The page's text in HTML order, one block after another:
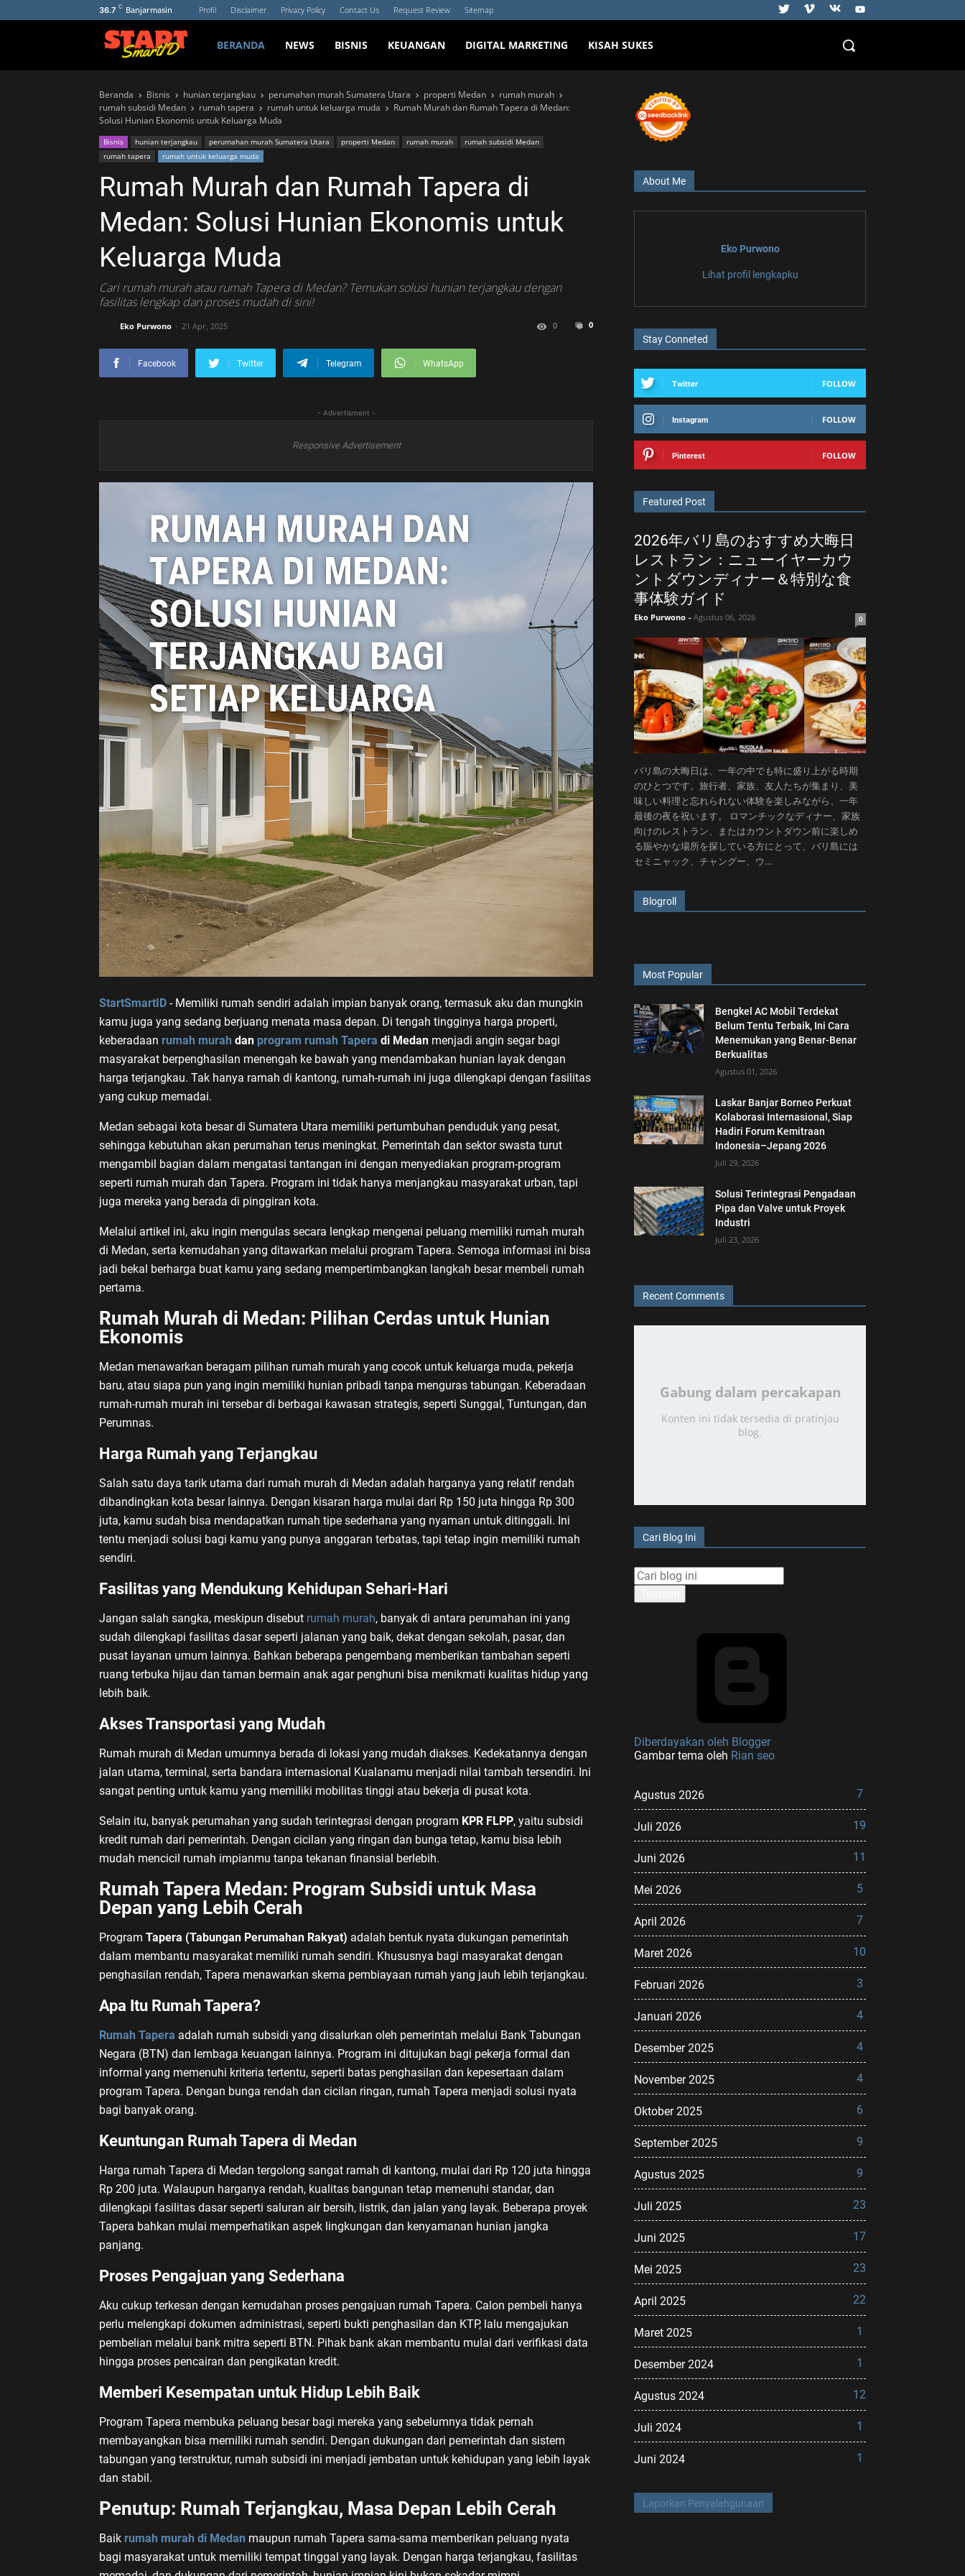
36.7 C Banjarmasin Profil Disclaimer Privacy Policy Contact Us Request Review Sitemap
BERANDA NEWS BISNIS KEUANGAN DIGITAL MARKETING KISAH SUKES
Beranda Bisnis hunian terjangkau perumahan murah Sumatera Utara properti Medan
rumah murah
rumah subsidi Medan
rumah tapera rumah untuk keluarga muda
Rumah Murah dan Rumah Tapera di Medan:
Solusi Hunian Ekonomis untuk Keluarga Muda
Bisnis hunian terjangkau perumahan murah Sumatera Utara properti Medan rumah murah
rumah subsidi Medan
rumah tapera
rumah untuk keluarga muda
Rumah Murah dan Rumah Tapera di
Medan: Solusi Hunian Ekonomis untuk
Keluarga Muda
Cari rumah murah atau rumah Tapera di Medan? Temukan solusi hunian terjangkau dengan
fasilitas lengkap dan proses mudah di sini!
Eko Purwono 21 Apr, 2025 0
0
Facebook Twitter Telegram WhatsApp
- Advertisment -
Responsive Advertisement
StartSmartID - Memiliki rumah sendiri adalah impian banyak orang, termasuk aku dan mungkin
kamu juga yang sedang berjuang menata masa depan. Di tengah tingginya harga properti,
keberadaan rumah murah dan program rumah Tapera di Medan menjadi angin segar bagi
masyarakat berpenghasilan menengah ke bawah yang mendambakan hunian layak dengan
harga terjangkau. Tak hanya ramah di kantong, rumah-rumah ini juga dilengkapi dengan fasilitas
yang cukup memadai.
Medan sebagai kota besar di Sumatera Utara memiliki pertumbuhan penduduk yang pesat,
sehingga kebutuhan akan perumahan terus meningkat. Pemerintah dan sektor swasta turut
mengambil bagian dalam mengatasi tantangan ini dengan menyediakan program-program
seperti rumah murah dan Tapera. Program ini tidak hanya menjangkau masyarakat urban, tapi
juga mereka yang berada di pinggiran kota.
Melalui artikel ini, aku ingin mengulas secara lengkap mengenai peluang memiliki rumah murah
di Medan, serta kemudahan yang ditawarkan melalui program Tapera. Semoga informasi ini bisa
jadi bekal berharga buat kamu yang sedang mempertimbangkan langkah besar membeli rumah
pertama.
Rumah Murah di Medan: Pilihan Cerdas untuk Hunian
Ekonomis
Medan menawarkan beragam pilihan rumah murah yang cocok untuk keluarga muda, pekerja
baru, atau siapa pun yang ingin memiliki hunian pribadi tanpa menguras tabungan. Keberadaan
rumah-rumah murah ini tersebar di berbagai kawasan strategis, seperti Sunggal, Tuntungan, dan
Perumnas.
Harga Rumah yang Terjangkau
Salah satu daya tarik utama dari rumah murah di Medan adalah harganya yang relatif rendah
dibandingkan kota besar lainnya. Dengan kisaran harga mulai dari Rp 150 juta hingga Rp 300
juta, kamu sudah bisa mendapatkan rumah tipe sederhana yang nyaman untuk ditinggali. Ini
tentu menjadi solusi bagi kamu yang punya anggaran terbatas, tapi tetap ingin memiliki rumah
sendiri.
Fasilitas yang Mendukung Kehidupan Sehari-Hari
Jangan salah sangka, meskipun disebut rumah murah, banyak di antara perumahan ini yang
sudah dilengkapi fasilitas dasar seperti jalanan yang baik, dekat dengan sekolah, pasar, dan
pusat layanan umum lainnya. Bahkan beberapa pengembang memberikan tambahan seperti
ruang terbuka hijau dan taman bermain anak agar penghuni bisa menikmati kualitas hidup yang
lebih baik.
Akses Transportasi yang Mudah
Rumah murah di Medan umumnya berada di lokasi yang mudah diakses. Kedekatannya dengan
jalan utama, terminal, serta bandara internasional Kualanamu menjadi nilai tambah tersendiri. Ini
sangat penting untuk kamu yang memiliki mobilitas tinggi atau bekerja di pusat kota.
Selain itu, banyak perumahan yang sudah terintegrasi dengan program KPR FLPP, yaitu subsidi
kredit rumah dari pemerintah. Dengan cicilan yang ringan dan bunga tetap, kamu bisa lebih
mudah mencicil rumah impianmu tanpa tekanan finansial berlebih.
Rumah Tapera Medan: Program Subsidi untuk Masa
Depan yang Lebih Cerah
Program Tapera (Tabungan Perumahan Rakyat) adalah bentuk nyata dukungan pemerintah
dalam membantu masyarakat memiliki rumah sendiri. Khususnya bagi masyarakat dengan
penghasilan rendah, Tapera menawarkan skema pembiayaan rumah yang jauh lebih terjangkau.
Apa Itu Rumah Tapera?
Rumah Tapera adalah rumah subsidi yang disalurkan oleh pemerintah melalui Bank Tabungan
Negara (BTN) dan lembaga keuangan lainnya. Program ini ditujukan bagi pekerja formal dan
informal yang memenuhi kriteria tertentu, seperti batas penghasilan dan kepesertaan dalam
program Tapera. Dengan bunga rendah dan cicilan ringan, rumah Tapera menjadi solusi nyata
bagi banyak orang.
Keuntungan Rumah Tapera di Medan
Harga rumah Tapera di Medan tergolong sangat ramah di kantong, mulai dari Rp 120 juta hingga
Rp 200 juta. Walaupun harganya rendah, kualitas bangunan tetap memenuhi standar, dan
dilengkapi fasilitas dasar seperti saluran air bersih, listrik, dan jalan yang layak. Beberapa proyek
Tapera bahkan mulai memperhatikan aspek lingkungan dan kenyamanan hunian jangka
panjang.
Proses Pengajuan yang Sederhana
Aku cukup terkesan dengan kemudahan proses pengajuan rumah Tapera. Calon pembeli hanya
perlu melengkapi dokumen administrasi, seperti bukti penghasilan dan KTP, lalu mengajukan
pembelian melalui bank mitra seperti BTN. Pihak bank akan membantu mulai dari verifikasi data
hingga proses pencairan dan pengikatan kredit.
Memberi Kesempatan untuk Hidup Lebih Baik
Program Tapera membuka peluang besar bagi mereka yang sebelumnya tidak pernah
membayangkan bisa memiliki rumah sendiri. Dengan dukungan dari pemerintah dan sistem
tabungan yang terstruktur, rumah subsidi ini menjadi jembatan untuk kehidupan yang lebih layak
dan stabil.
Penutup: Rumah Terjangkau, Masa Depan Lebih Cerah
Baik rumah murah di Medan maupun rumah Tapera sama-sama memberikan peluang nyata
bagi masyarakat untuk memiliki tempat tinggal yang layak. Dengan harga terjangkau, fasilitas
About Me
Eko Purwono
Lihat profil lengkapku
Stay Conneted
Twitter FOLLOW
Instagram FOLLOW
Pinterest FOLLOW
Featured Post
2026年バリ島のおすすめ大晦日
レストラン：ニューイヤーカウ
ントダウンディナー＆特別な食
事体験ガイド
Eko Purwono - Agustus 06, 2026 0
バリ島の大晦日は、一年の中でも特に盛り上がる時期
のひとつです。旅行者、家族、友人たちが集まり、美
味しい料理と忘れられない体験を楽しみながら、一年
最後の夜を祝います。 ロマンチックなディナー、家族
向けのレストラン、またはカウントダウン前に楽しめ
る賑やかな場所を探している方にとって、バリ島には
セミニャック、チャングー、ウ…
Blogroll
Most Popular
Bengkel AC Mobil Terdekat
Belum Tentu Terbaik, Ini Cara
Menemukan yang Benar-Benar
Berkualitas
Agustus 01, 2026
Laskar Banjar Borneo Perkuat
Kolaborasi Internasional, Siap
Hadiri Forum Kemitraan
Indonesia–Jepang 2026
Juli 29, 2026
Solusi Terintegrasi Pengadaan
Pipa dan Valve untuk Proyek
Industri
Juli 23, 2026
Recent Comments
Gabung dalam percakapan
Konten ini tidak tersedia di pratinjau
blog.
Cari Blog Ini
Diberdayakan oleh Blogger
Gambar tema oleh Rian seo
Agustus 2026 7
Juli 2026 19
Juni 2026 11
Mei 2026 5
April 2026 7
Maret 2026 10
Februari 2026 3
Januari 2026 4
Desember 2025 4
November 2025 4
Oktober 2025 6
September 2025 9
Agustus 2025 9
Juli 2025 23
Juni 2025 17
Mei 2025 23
April 2025 22
Maret 2025 1
Desember 2024 1
Agustus 2024 12
Juli 2024 1
Juni 2024 1
Laporkan Penyalahgunaan